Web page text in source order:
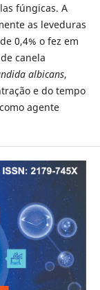
fúngicas. A
as leveduras
0,4% o fez em
canela
albicans,
e do tempo
agente